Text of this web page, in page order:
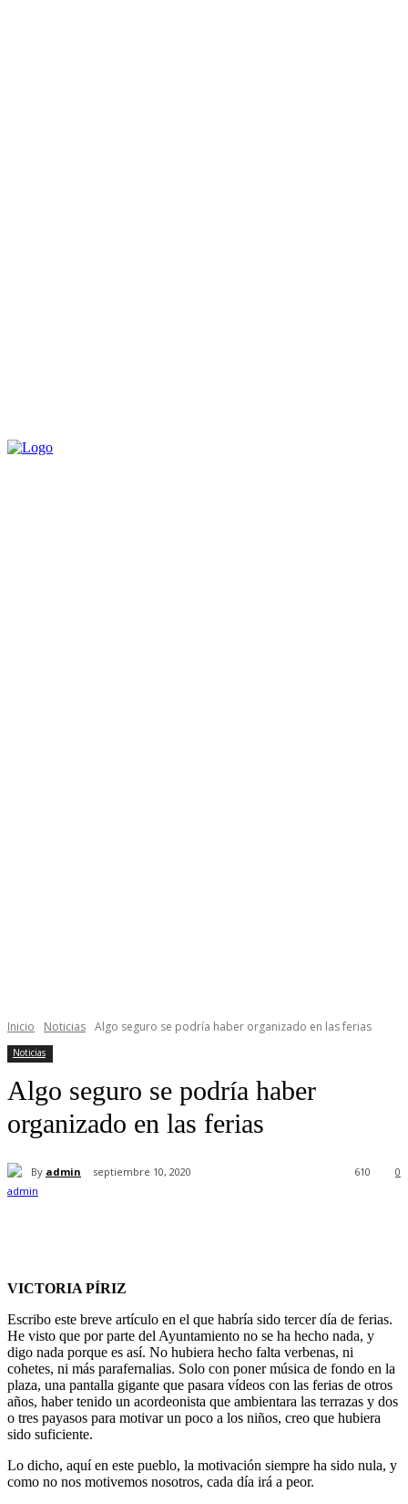
Inicio Noticias Algo seguro se podría haber organizado en las ferias
Noticias
Algo seguro se podría haber
organizado en las ferias
By admin septiembre 10, 2020 0
610
VICTORIA PÍRIZ
Escribo este breve artículo en el que habría sido tercer día de ferias.
He visto que por parte del Ayuntamiento no se ha hecho nada, y
digo nada porque es así. No hubiera hecho falta verbenas, ni
cohetes, ni más parafernalias. Solo con poner música de fondo en la
plaza, una pantalla gigante que pasara vídeos con las ferias de otros
años, haber tenido un acordeonista que ambientara las terrazas y dos
o tres payasos para motivar un poco a los niños, creo que hubiera
sido suficiente.
Lo dicho, aquí en este pueblo, la motivación siempre ha sido nula, y
como no nos motivemos nosotros, cada día irá a peor.